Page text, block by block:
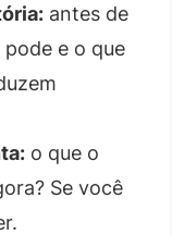
antes de
e o que
o que o
Se você